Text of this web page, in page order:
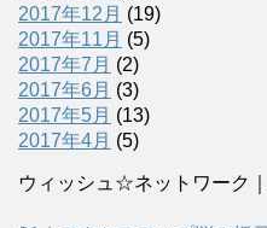
2017年12月 (19)
2017年11月 (5)
2017年7月 (2)
2017年6月 (3)
2017年5月 (13)
2017年4月 (5)
ウィッシュ☆ネットワーク